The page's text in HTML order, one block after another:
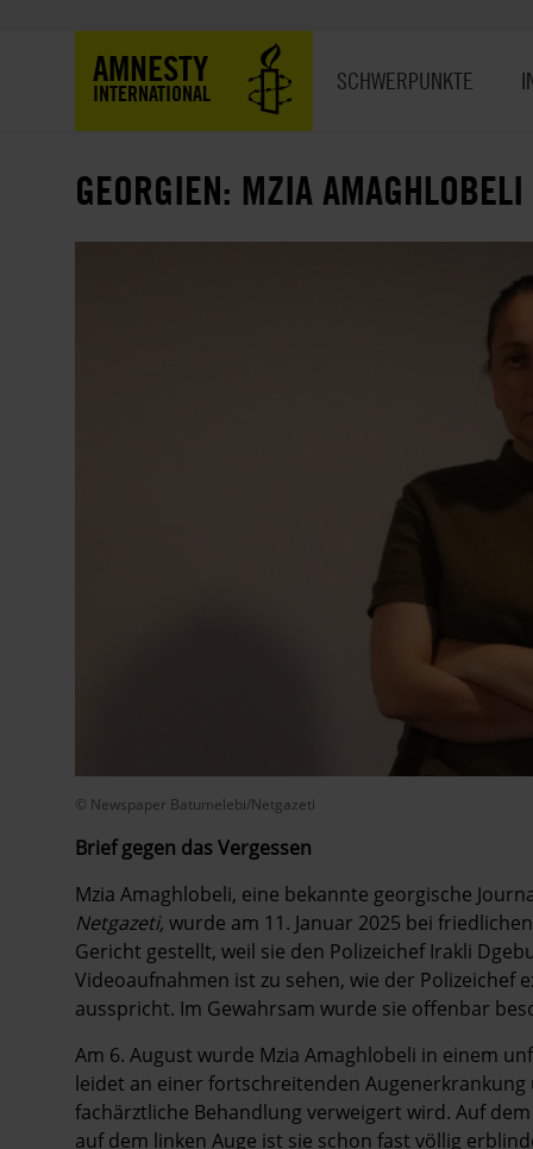
AMNESTY
INTERNATIONAL SCHWERPUNKTE
GEORGIEN: MZIA
© Newspaper Batumelebi/Netgazeti
Brief gegen das Vergessen
Mzia Amaghlobeli, eine bekannte georgische
Netgazeti, wurde am 11. Januar 2025 bei
Gericht gestellt, weil sie den Polizeichef Irakli
Videoaufnahmen ist zu sehen, wie der Polizeichef
ausspricht. Im Gewahrsam wurde sie offenbar
Am 6. August wurde Mzia Amaghlobeli in einem
leidet an einer fortschreitenden
fachärztliche Behandlung verweigert wird. Auf
auf dem linken Auge ist sie schon fast völlig